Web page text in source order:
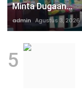
Minta Dugaan...
admin Agustus 3, 2026
5